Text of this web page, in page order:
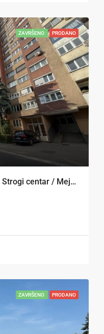
ZAVRŠENO PRODANO
Dvosoban stan – ZENICA – Strogi centar / Mejdandžik
ZAVRŠENO PRODANO